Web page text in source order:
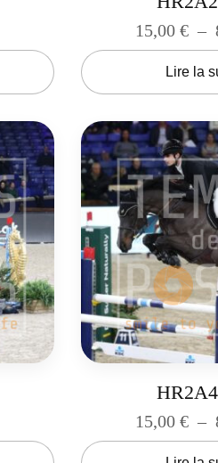
15,00 € –
Lire la
15,00 € –